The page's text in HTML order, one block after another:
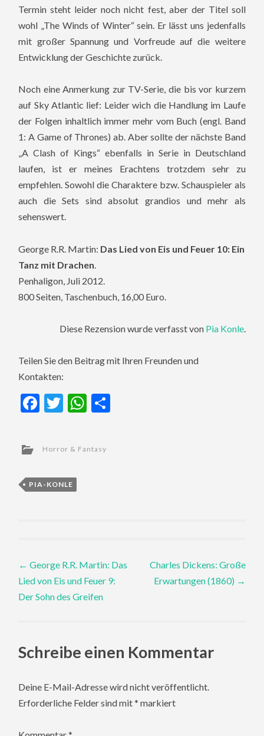
Termin steht leider noch nicht fest, aber der Titel soll
wohl „The Winds of Winter“ sein. Er lässt uns jedenfalls
mit großer Spannung und Vorfreude auf die weitere
Entwicklung der Geschichte zurück.
Noch eine Anmerkung zur TV-Serie, die bis vor kurzem
auf Sky Atlantic lief: Leider wich die Handlung im Laufe
der Folgen inhaltlich immer mehr vom Buch (engl. Band
1: A Game of Thrones) ab. Aber sollte der nächste Band
„A Clash of Kings“ ebenfalls in Serie in Deutschland
laufen, ist er meines Erachtens trotzdem sehr zu
empfehlen. Sowohl die Charaktere bzw. Schauspieler als
auch die Sets sind absolut grandios und mehr als
sehenswert.
George R.R. Martin: Das Lied von Eis und Feuer 10: Ein
Tanz mit Drachen
Penhaligon, Juli 2012.
800 Seiten, Taschenbuch, 16,00 Euro.
Diese Rezension wurde verfasst von Pia Konle.
Teilen Sie den Beitrag mit Ihren Freunden und
Kontakten:
Facebook
TwitterWhatsApp
Horror & Fantasy
PIA-KONLE
Post
navigation
← George R.R. Martin: Das
Lied von Eis und Feuer 9:
Der Sohn des Greifen
Charles Dickens: Große
Erwartungen (1860) →
Schreibe einen Kommentar
Deine E-Mail-Adresse wird nicht veröffentlicht.
Erforderliche Felder sind mit* markiert